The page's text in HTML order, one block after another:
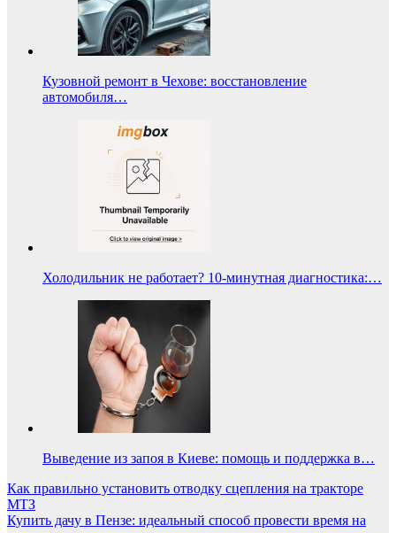
Кузовной ремонт в Чехове: восстановление
автомобиля…
Холодильник не работает? 10-минутная диагностика:…
Выведение из запоя в Киеве: помощь и поддержка в…
Навигация
по
Как правильно установить отводку сцепления на тракторе
МТЗ
Купить дачу в Пензе: идеальный способ провести время на